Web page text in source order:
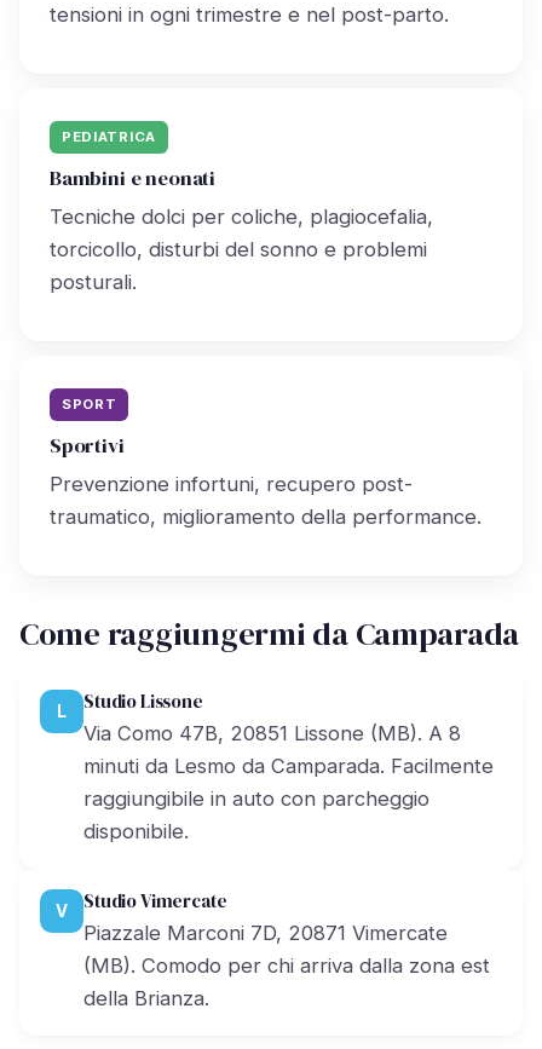
tensioni in ogni trimestre e nel post-parto.
PEDIATRICA
Bambini e neonati
Tecniche dolci per coliche, plagiocefalia,
torcicollo, disturbi del sonno e problemi
posturali.
SPORT
Sportivi
Prevenzione infortuni, recupero post-
traumatico, miglioramento della performance.
Come raggiungermi da Camparada
L Studio Lissone
Via Como 47B, 20851 Lissone (MB). A 8
minuti da Lesmo da Camparada. Facilmente
raggiungibile in auto con parcheggio
disponibile.
V Studio Vimercate
Piazzale Marconi 7D, 20871 Vimercate
(MB). Comodo per chi arriva dalla zona est
della Brianza.